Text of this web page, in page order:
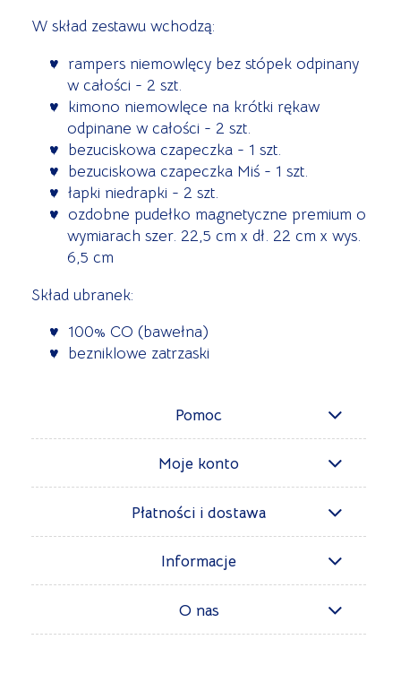
W skład zestawu wchodzą:
rampers niemowlęcy bez stópek odpinany
w całości - 2 szt.
kimono niemowlęce na krótki rękaw
odpinane w całości - 2 szt.
bezuciskowa czapeczka - 1 szt.
bezuciskowa czapeczka Miś - 1 szt.
łapki niedrapki - 2 szt.
ozdobne pudełko magnetyczne premium o
wymiarach szer. 22,5 cm x dł. 22 cm x wys.
6,5 cm
Skład ubranek:
100% CO (bawełna)
bezniklowe zatrzaski
Pomoc
Moje konto
Płatności i dostawa
Informacje
O nas